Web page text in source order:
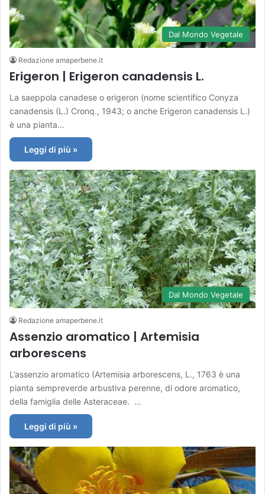
Dal Mondo Vegetale
Redazione amaperbene.it
Erigeron | Erigeron canadensis L.
La saeppola canadese o erigeron (nome scientifico Conyza
canadensis (L.) Cronq., 1943; o anche Erigeron canadensis L.)
è una pianta…
Leggi di più »
Dal Mondo Vegetale
Redazione amaperbene.it
Assenzio aromatico | Artemisia
arborescens
L’assenzio aromatico (Artemisia arborescens, L., 1763 è una
pianta sempreverde arbustiva perenne, di odore aromatico,
della famiglia delle Asteraceae. …
Leggi di più »